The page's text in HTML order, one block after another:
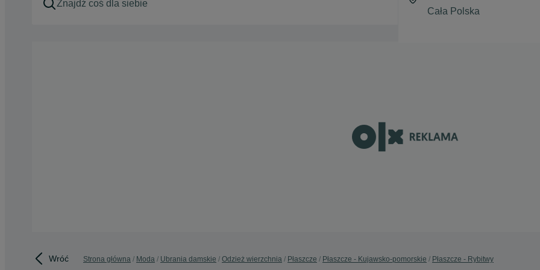
Wróć Strona główna Moda Ubrania damskie Odzież wierzchnia Płaszcze Płaszcze - Kujawsko-pomorskie Płaszcze - Rybitwy